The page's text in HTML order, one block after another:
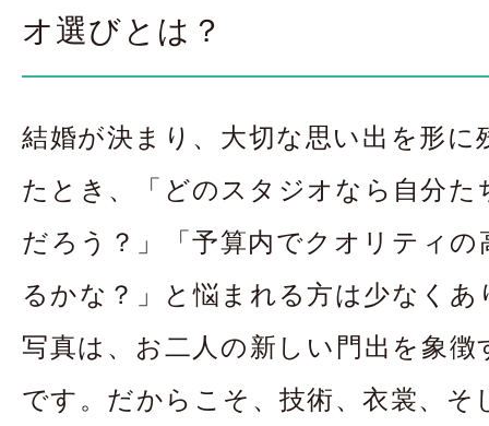
オ選びとは？
結婚が決まり、大切な思い出を形に
たとき、「どのスタジオなら自分た
だろう？」「予算内でクオリティの
るかな？」と悩まれる方は少なく
写真は、お二人の新しい門出を象徴
です。だからこそ、技術、衣裳、そ